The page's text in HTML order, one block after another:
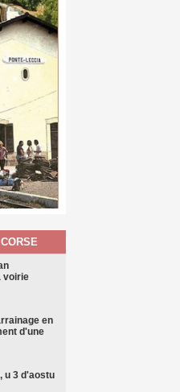
voirie
en
d'une
u 3 d'aostu